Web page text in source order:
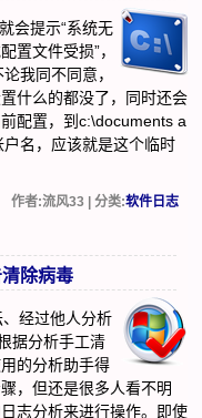
会提示“系统无
置文件受损”，
我同不同意，
什么的都没了，同时还会
配置，到c:\documents a
名，应该就是这个临时
作者:流风33 | 分类:软件日志
除病毒
经过他人分析
据分析手工清
的分析助手得
，但还是很多人看不明
志分析来进行操作。即使